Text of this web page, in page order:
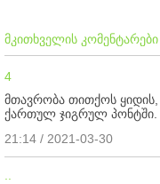
მკითხველის
4
მთავრობა თითქოს
ქართულ ჯიგრულ პონტში.
21:14 / 2021-03-30
..